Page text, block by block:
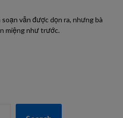
vẫn được dọn ra, nhưng bà
miệng như trước.